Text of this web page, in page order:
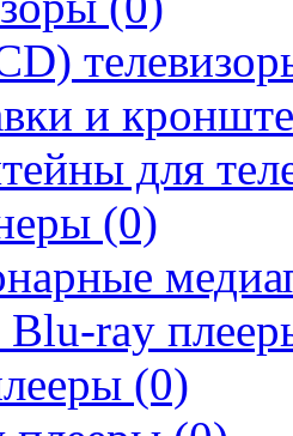
и
для
(0)
ray
(0)